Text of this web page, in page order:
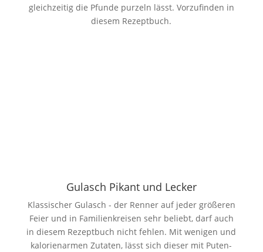
gleichzeitig die Pfunde purzeln lässt. Vorzufinden in
diesem Rezeptbuch.
Gulasch Pikant und Lecker
Klassischer Gulasch - der Renner auf jeder größeren
Feier und in Familienkreisen sehr beliebt, darf auch
in diesem Rezeptbuch nicht fehlen. Mit wenigen und
kalorienarmen Zutaten, lässt sich dieser mit Puten-